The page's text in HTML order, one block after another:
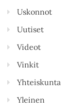
Uskonnot
Uutiset
Videot
Vinkit
Yhteiskunta
Yleinen